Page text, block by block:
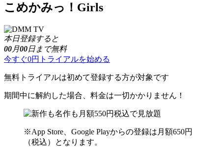
こめかみっ！Girls
本日登録すると
00月00日まで無料
今すぐ0円トライアルを始める
無料トライアルは初めて登録する方が対象です
期間中に解約した場合、料金は一切かかりません！
※App Store、Google Playからの登録は月額650円
（税込）となります。